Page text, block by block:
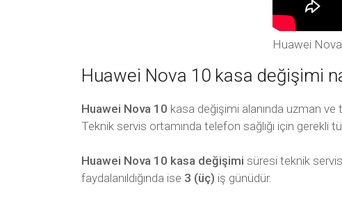
Huawei
Huawei Nova 10 kasa değişimi
Huawei Nova 10 kasa değişimi alanında uzman ve
Teknik servis ortamında telefon sağlığı için gerekli
Huawei Nova 10 kasa değişimi süresi teknik
faydalanıldığında ise 3 (üç) iş günüdür.